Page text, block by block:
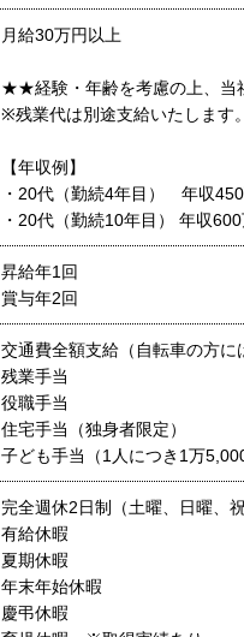
月給30万円以上
★★経験・年齢を考慮の上、
※残業代は別途支給いたします。
【年収例】
・20代（勤続4年目） 年収
・20代（勤続10年目） 年収600
昇給年1回
賞与年2回
交通費全額支給（自転車の方に
残業手当
役職手当
住宅手当（独身者限定）
子ども手当（1人につき1万5,000
完全週休2日制（土曜、日曜、祝
有給休暇
夏期休暇
年末年始休暇
慶弔休暇